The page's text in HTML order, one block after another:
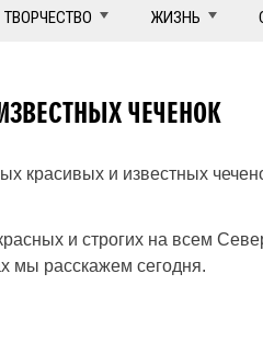
ТВОРЧЕСТВО ЖИЗНЬ
ЧЕЧЕНОК
и строгих на всем
мы расскажем сегодня.